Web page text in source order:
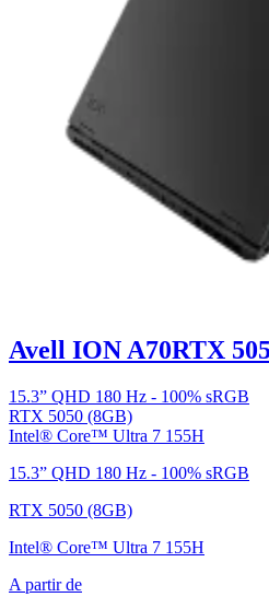
Avell ION A70RTX
15.3” QHD 180 Hz - 100% sRGB
RTX 5050 (8GB)
Intel® Core™ Ultra 7 155H
15.3” QHD 180 Hz - 100% sRGB
RTX 5050 (8GB)
Intel® Core™ Ultra 7 155H
A partir de